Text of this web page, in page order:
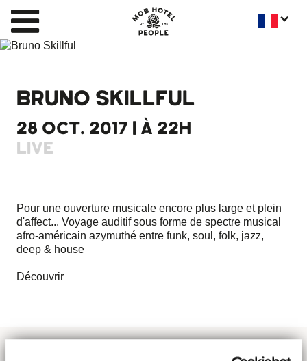
BRUNO SKILLFUL
28 OCT. 2017 | À 22H
LIVE
Pour une ouverture musicale encore plus large et plein
d'affect... Voyage auditif sous forme de spectre musical
afro-américain azymuthé entre funk, soul, folk, jazz,
deep & house
Découvrir